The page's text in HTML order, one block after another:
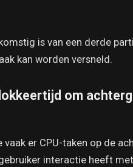
is van een derde
kan worden versneld.
om
er CPU-taken op de
interactie heeft